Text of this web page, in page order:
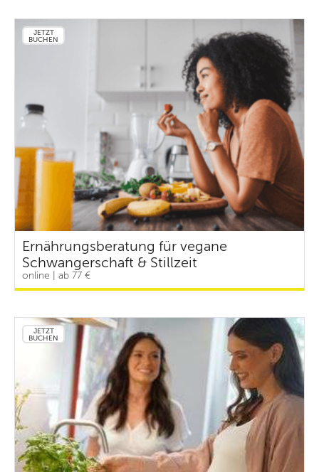
JETZT
BUCHEN
Ernährungsberatung für vegane
Schwangerschaft & Stillzeit
online | ab 77 €
JETZT
BUCHEN